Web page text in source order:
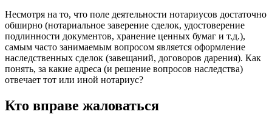
Несмотря на то, что поле деятельности нотариусов достаточно
обширно (нотариальное заверение сделок, удостоверение
подлинности документов, хранение ценных бумаг и т.д.),
самым часто занимаемым вопросом является оформление
наследственных сделок (завещаний, договоров дарения). Как
понять, за какие адреса (и решение вопросов наследства)
отвечает тот или иной нотариус?
Кто вправе жаловаться